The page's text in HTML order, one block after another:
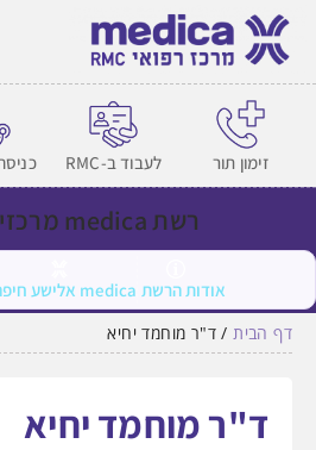
זימון תור לעבוד ב-RMC
רשת medica מרכזים רפואיים
אודות הרשת medica אלישע חיפה
דף הבית/ד"ר מוחמד יחיא
ד"ר מוחמד יחיא